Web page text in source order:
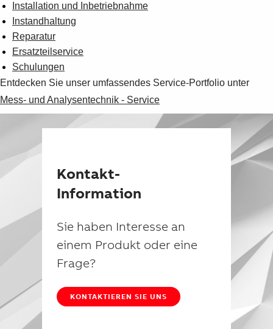
Installation und Inbetriebnahme
Instandhaltung
Reparatur
Ersatzteilservice
Schulungen
Entdecken Sie unser umfassendes Service-Portfolio unter
Mess- und Analysentechnik - Service
Kontakt-
Information
Sie haben Interesse an
einem Produkt oder eine
Frage?
KONTAKTIEREN SIE UNS